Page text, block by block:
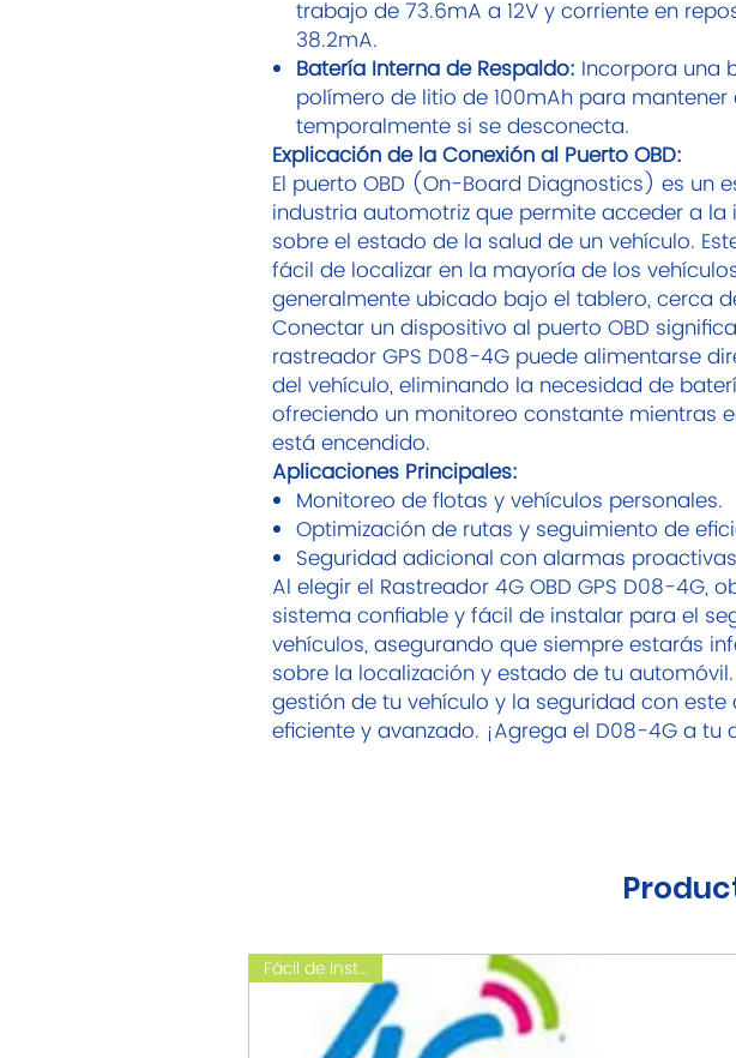
trabajo de 73.6mA a 12V y corriente en
38.2mA.
Batería Interna de Respaldo: Incorpora una
polímero de litio de 100mAh para mantener
temporalmente si se desconecta.
Explicación de la Conexión al Puerto OBD:
El puerto OBD (On-Board Diagnostics) es un
industria automotriz que permite acceder a
sobre el estado de la salud de un vehículo.
fácil de localizar en la mayoría de los
generalmente ubicado bajo el tablero, cerca
Conectar un dispositivo al puerto OBD
rastreador GPS D08-4G puede alimentarse
del vehículo, eliminando la necesidad de
ofreciendo un monitoreo constante mientras
está encendido.
Aplicaciones Principales:
Monitoreo de flotas y vehículos personales.
Optimización de rutas y seguimiento de
Seguridad adicional con alarmas
Al elegir el Rastreador 4G OBD GPS D08-4G,
sistema confiable y fácil de instalar para el
vehículos, asegurando que siempre estarás
sobre la localización y estado de tu
gestión de tu vehículo y la seguridad con este
eficiente y avanzado. ¡Agrega el D08-4G a tu
Fácil de instalar !